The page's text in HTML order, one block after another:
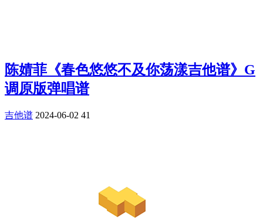
陈婧菲《春色悠悠不及你荡漾吉他谱》G
调原版弹唱谱
吉他谱 2024-06-02 41